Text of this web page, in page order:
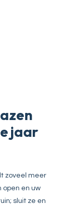
jaar
zoveel meer
open en uw
sluit ze en